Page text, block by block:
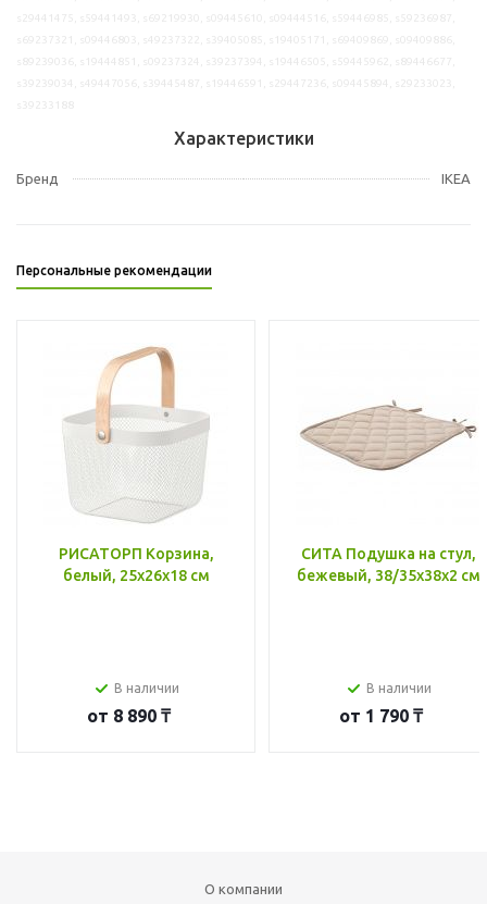
Характеристики
Бренд IKEA
Персональные рекомендации
РИСАТОРП Корзина,
белый, 25x26x18 см
В наличии
от 8 890 ₸
СИТА Подушка на стул,
бежевый, 38/35x38x2 см
В наличии
от 1 790 ₸
О компании